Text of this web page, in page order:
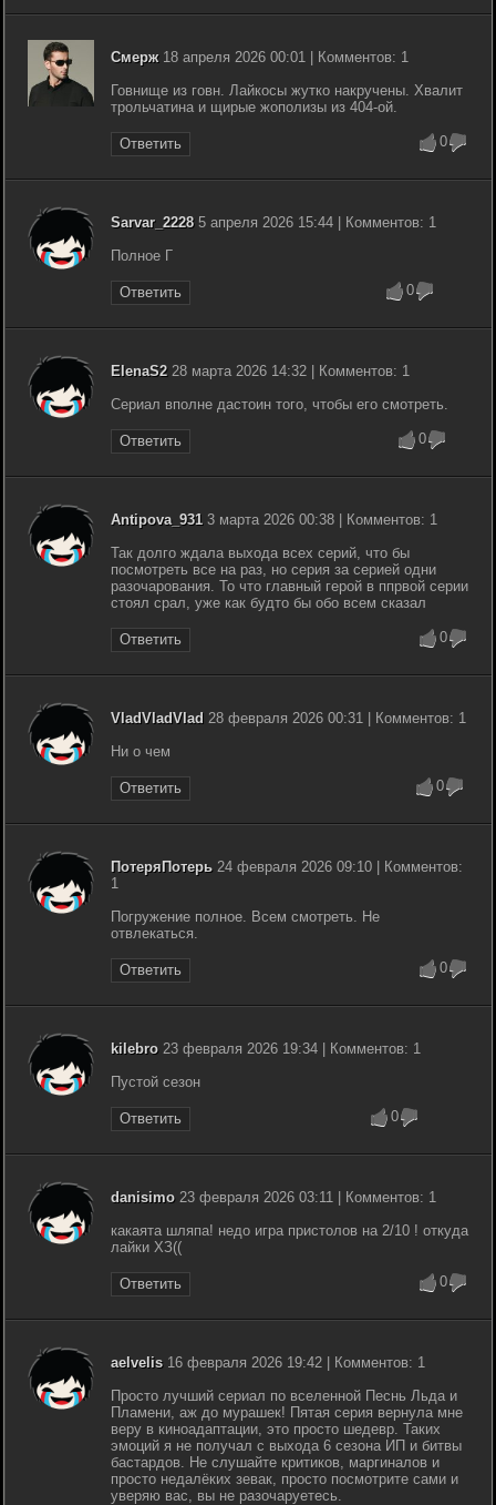
Смерж18 апреля 2026 00:01 | Комментов: 1
Говнище из говн. Лайкосы жутко накручены. Хвалит
трольчатина и щирые жополизы из 404-ой.
Ответить 0
Sarvar_22285 апреля 2026 15:44 | Комментов: 1
Полное Г
Ответить 0
ElenaS2 28 марта 2026 14:32 | Комментов: 1
Сериал вполне дастоин того, чтобы его смотреть.
Ответить 0
Antipova_931 3 марта 2026 00:38 | Комментов: 1
Так долго ждала выхода всех серий, что бы
посмотреть все на раз, но серия за серией одни
разочарования. То что главный герой в ппрвой серии
стоял срал, уже как будто бы обо всем сказал
Ответить 0
VladVladVlad 28 февраля 2026 00:31 | Комментов: 1
Ни о чем
Ответить 0
ПотеряПотерь 24 февраля 2026 09:10 | Комментов:
1
Погружение полное. Всем смотреть. Не
отвлекаться.
Ответить 0
kilebro 23 февраля 2026 19:34 | Комментов: 1
Пустой сезон
Ответить 0
danisimo 23 февраля 2026 03:11 | Комментов: 1
какаята шляпа! недо игра пристолов на 2/10 ! откуда
лайки ХЗ((
Ответить 0
aelvelis16 февраля 2026 19:42 | Комментов: 1
Просто лучший сериал по вселенной Песнь Льда и
Пламени, аж до мурашек! Пятая серия вернула мне
веру в киноадаптации, это просто шедевр. Таких
эмоций я не получал с выхода 6 сезона ИП и битвы
бастардов. Не слушайте критиков, маргиналов и
просто недалёких зевак, просто посмотрите сами и
уверяю вас, вы не разочаруетесь.